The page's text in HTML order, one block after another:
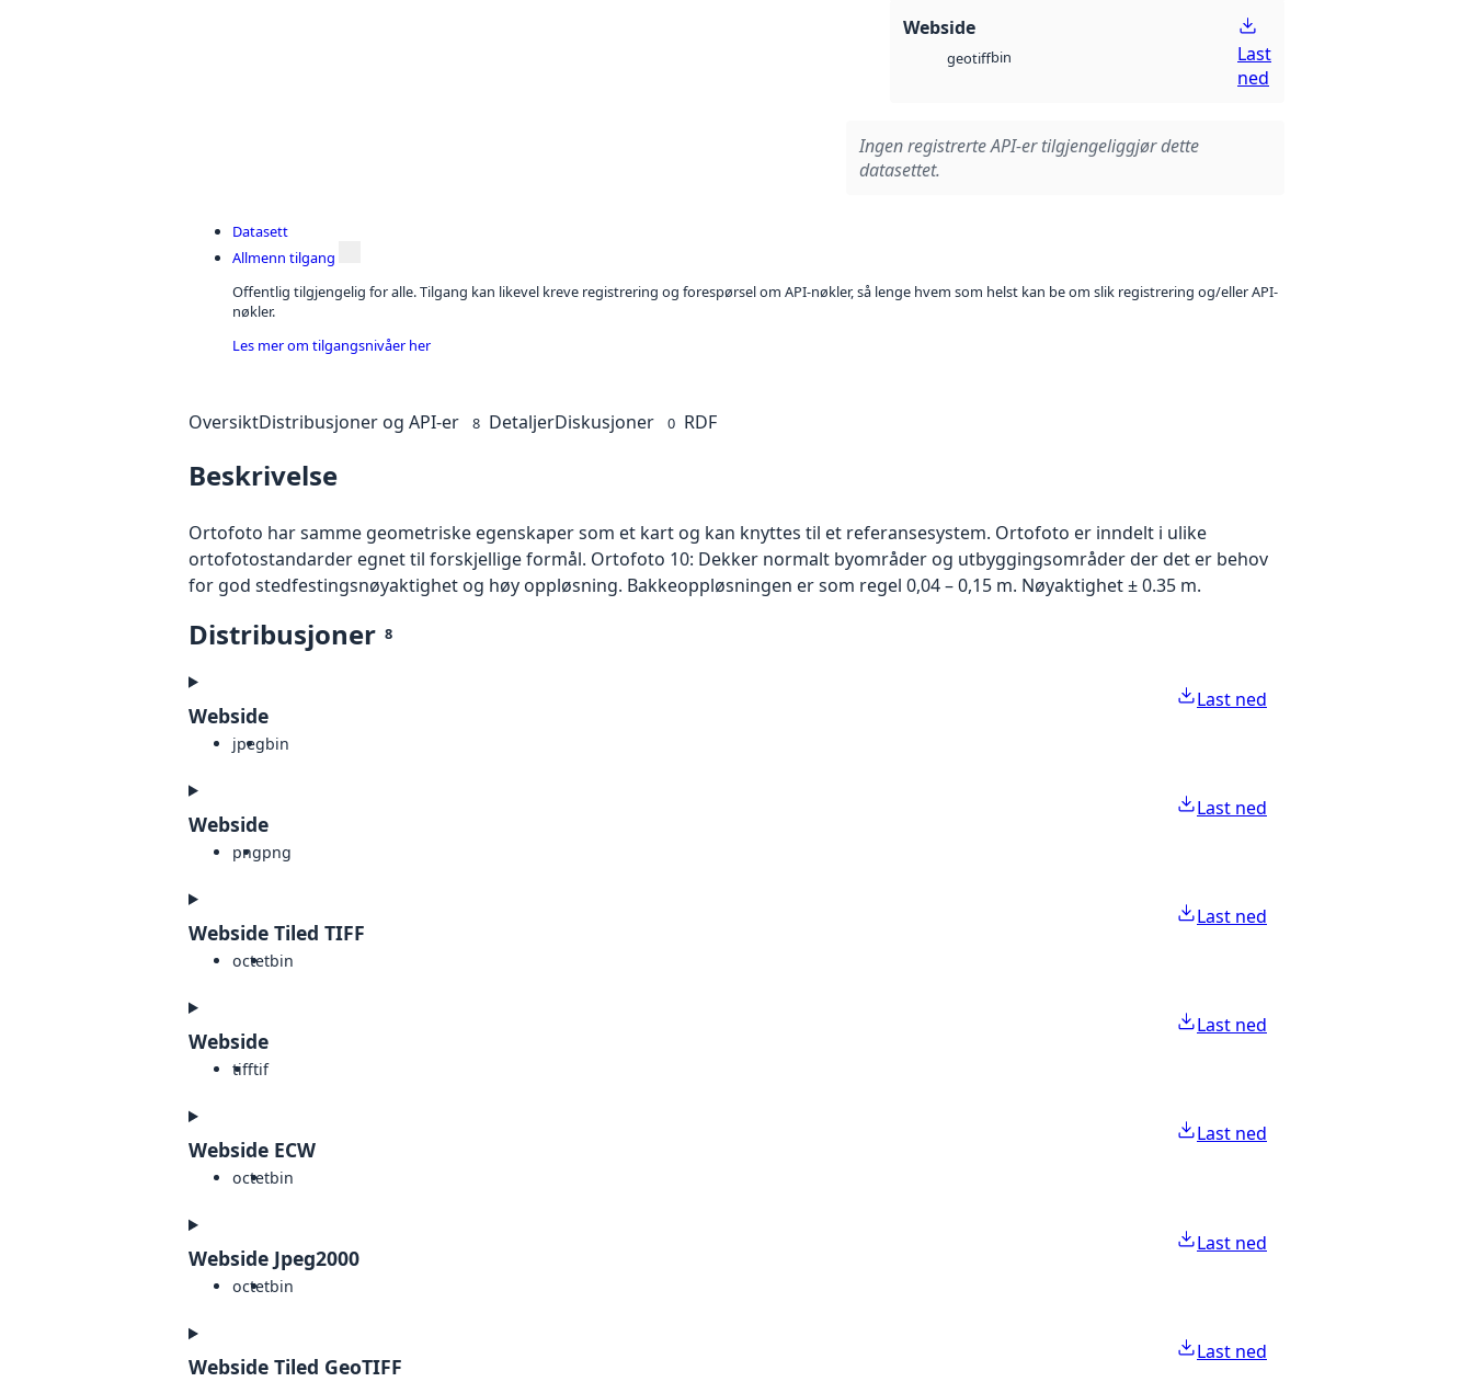
Webside
geotiffbin
Last
ned
Ingen registrerte API-er tilgjengeliggjør dette
datasettet.
Datasett
Allmenn tilgang
Offentlig tilgjengelig for alle. Tilgang kan likevel kreve registrering og forespørsel om API-nøkler, så lenge hvem som helst kan be om slik registrering og/eller API-
nøkler.
Les mer om tilgangsnivåer her
OversiktDistribusjoner og API-er 8 DetaljerDiskusjoner 0 RDF
Beskrivelse
Ortofoto har samme geometriske egenskaper som et kart og kan knyttes til et referansesystem. Ortofoto er inndelt i ulike
ortofotostandarder egnet til forskjellige formål. Ortofoto 10: Dekker normalt byområder og utbyggingsområder der det er behov
for god stedfestingsnøyaktighet og høy oppløsning. Bakkeoppløsningen er som regel 0,04 – 0,15 m. Nøyaktighet ± 0.35 m.
Distribusjoner 8
Webside
jpegbin
Last ned
Webside
pngpng
Last ned
Webside Tiled TIFF
octetbin
Last ned
Webside
tifftif
Last ned
Webside ECW
octetbin
Last ned
Webside Jpeg2000
octetbin
Last ned
Webside Tiled GeoTIFF
Last ned